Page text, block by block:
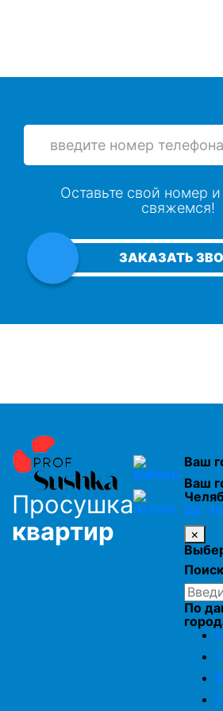
Просушка холодных
Сушка скатной кровли
Просушка минеральной
Просушка каменной ваты
Просушка минеральной
Просушка утеплителя из
ЗАКАЗАТЬ
Оставьте свой номер
свяжемся!
Просушка
квартир
Ваш
Ваш
Да
×
По